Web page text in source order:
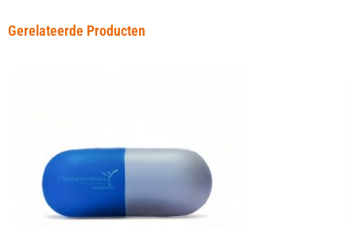
Gerelateerde Producten